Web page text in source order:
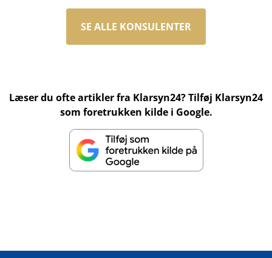
SE ALLE KONSULENTER
Læser du ofte artikler fra Klarsyn24? Tilføj Klarsyn24
som foretrukken kilde i Google.